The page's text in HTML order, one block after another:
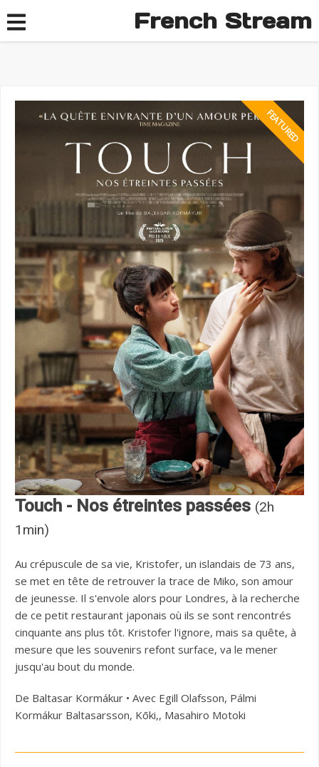
French Stream
Touch - Nos étreintes passées (2h
1min)
Au crépuscule de sa vie, Kristofer, un islandais de 73 ans,
se met en tête de retrouver la trace de Miko, son amour
de jeunesse. Il s'envole alors pour Londres, à la recherche
de ce petit restaurant japonais où ils se sont rencontrés
cinquante ans plus tôt. Kristofer l'ignore, mais sa quête, à
mesure que les souvenirs refont surface, va le mener
jusqu'au bout du monde.
De Baltasar Kormákur • Avec Egill Olafsson, Pálmi
Kormákur Baltasarsson, Kōki,, Masahiro Motoki